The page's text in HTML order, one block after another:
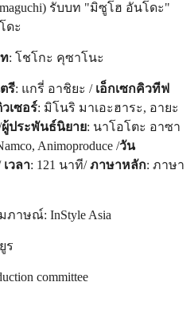
รับบท "มิซูโฮ อันโดะ"
ดะ
: โชโกะ คุซาโนะ
รี: แกรี่ อาชิยะ / เอ็กเซกคิวทีฟ
เซอร์: มิโนริ มาเอะฮาระ, อายะ
ผู้ประพันธ์นิยาย: นาโอโตะ อาซา
Animoproduce /วัน
เวลา: 121 นาที/ภาษาหลัก: ภาษา
าษณ์: InStyle Asia
ร
committee